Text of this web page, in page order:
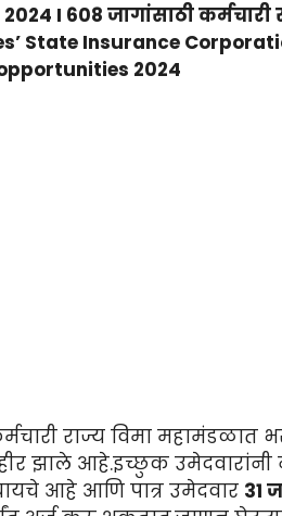
I 608 जागांसाठी
State Insurance
2024
राज्य विमा
झाले आहे.इच्छुक
आहे आणि पात्र उमेदवार 31